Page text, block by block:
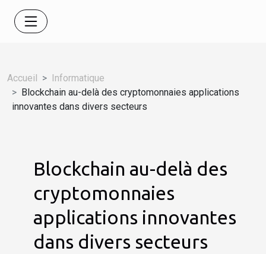
Accueil
Informatique
Blockchain au-delà des cryptomonnaies applications
innovantes dans divers secteurs
Blockchain au-delà des
cryptomonnaies
applications innovantes
dans divers secteurs